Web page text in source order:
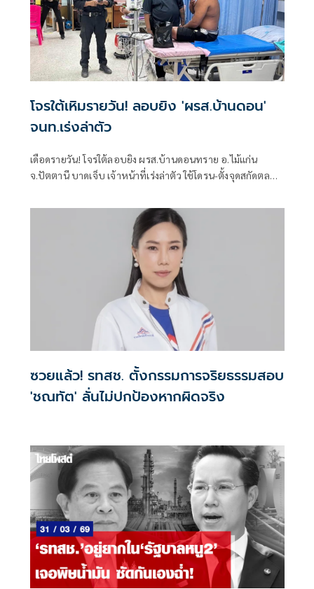
โจรใต้เหิมรายวัน! ลอบยิง 'ผรส.บ้านดอน'
จนท.เร่งล่าตัว
เดือดรายวัน! โจรใต้ลอบยิง ผรส.บ้านดอนทราย อ.ไม้แก่น
จ.ปัตตานี บาดเจ็บ เจ้าหน้าที่เร่งล่าตัว ใช้โดรน-ตั้งจุดสกัดตลอด
ซวยแล้ว! รทสช. ตั้งกรรมการจริยธรรมสอบ
'ชณทัต' ลั่นไม่ปกป้องหากผิดจริง